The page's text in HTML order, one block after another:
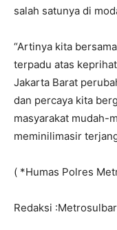
salah satunya di
“Artinya kita
terpadu atas
Jakarta Barat
dan percaya kita
masyarakat mudah-
meminilimasir
( *Humas Polres
Redaksi